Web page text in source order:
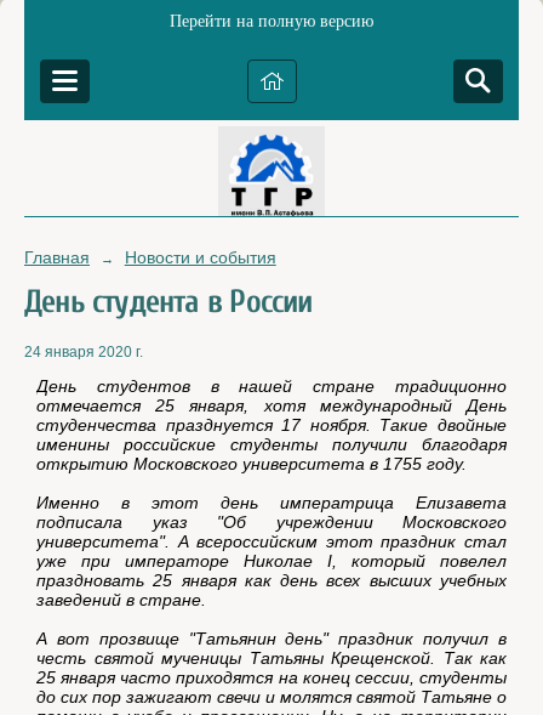
Перейти на полную версию
Главная → Новости и события
День студента в России
24 января 2020 г.
День студентов в нашей стране традиционно
отмечается 25 января, хотя международный День
студенчества празднуется 17 ноября. Такие двойные
именины российские студенты получили благодаря
открытию Московского университета в 1755 году.
Именно в этот день императрица Елизавета
подписала указ "Об учреждении Московского
университета". А всероссийским этот праздник стал
уже при императоре Николае I, который повелел
праздновать 25 января как день всех высших учебных
заведений в стране.
А вот прозвище "Татьянин день" праздник получил в
честь святой мученицы Татьяны Крещенской. Так как
25 января часто приходятся на конец сессии, студенты
до сих пор зажигают свечи и молятся святой Татьяне о